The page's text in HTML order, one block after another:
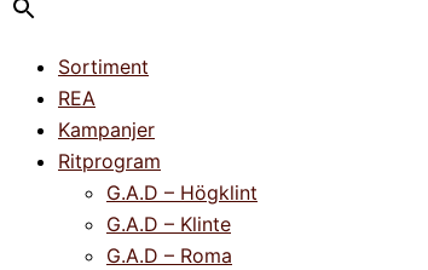
Sortiment
REA
Kampanjer
Ritprogram
G.A.D – Högklint
G.A.D – Klinte
G.A.D – Roma